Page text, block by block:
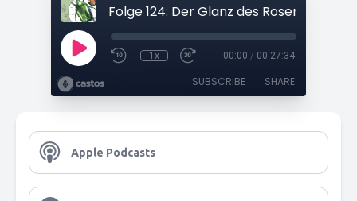
Folge 124: Der Glanz des Rosenkäfers
1x 00:00 / 00:27:34
SUBSCRIBE SHARE
Apple Podcasts